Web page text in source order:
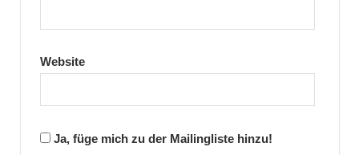
Website
Ja, füge mich zu der Mailingliste hinzu!